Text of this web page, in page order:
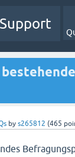
by s265812 (465